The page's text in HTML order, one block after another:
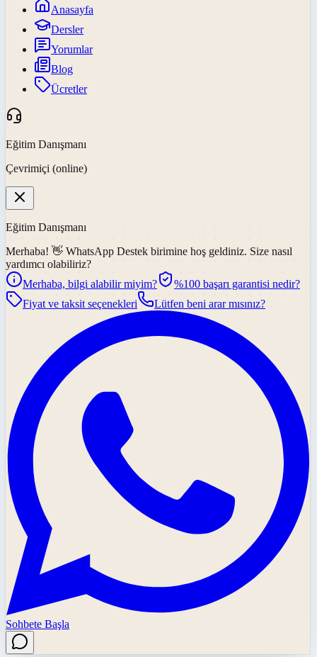
Anasayfa
Dersler
Yorumlar
Blog
Ücretler
Eğitim Danışmanı
Çevrimiçi (online)
Eğitim Danışmanı
Merhaba! 👋 WhatsApp Destek birimine hoş geldiniz. Size nasıl
yardımcı olabiliriz?
Merhaba, bilgi alabilir miyim?
%100 başarı garantisi nedir?
Fiyat ve taksit seçenekleri
Lütfen beni arar mısınız?
Sohbete Başla